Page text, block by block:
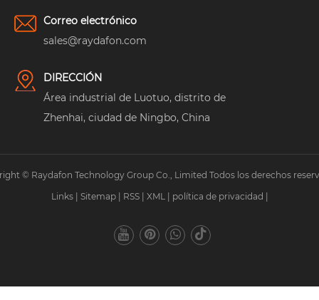
Correo electrónico
sales@raydafon.com
DIRECCIÓN
Área industrial de Luotuo, distrito de
Zhenhai, ciudad de Ningbo, China
© Raydafon Technology Group Co., Limited Todos los derechos
Links | Sitemap | RSS | XML | política de privacidad |